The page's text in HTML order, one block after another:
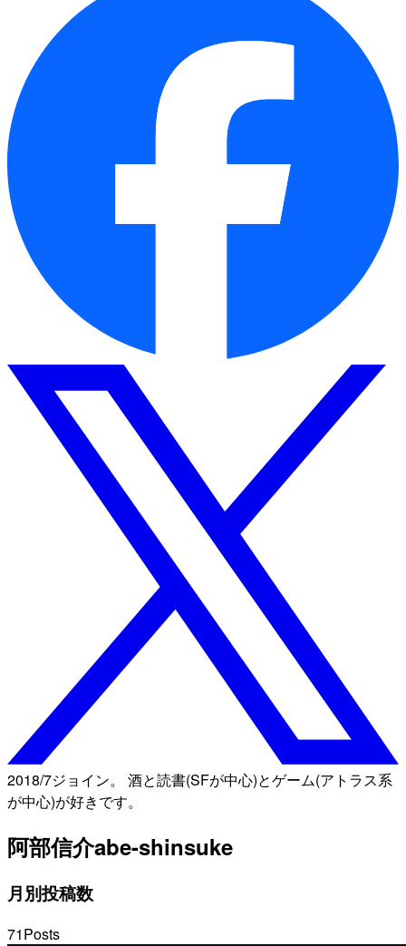
2018/7ジョイン。 酒と読書(SFが中心)とゲーム(アトラス系
が中心)が好きです。
阿部信介abe-shinsuke
月別投稿数
71Posts